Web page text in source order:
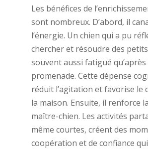
Les bénéfices de
sont nombreux. D’abord, il
l’énergie. Un chien qui a pu
chercher et résoudre des
souvent aussi fatigué
promenade. Cette dépense
réduit l’agitation et favorise le
la maison. Ensuite, il renforce
maître-chien. Les activités
même courtes, créent des
coopération et de confiance